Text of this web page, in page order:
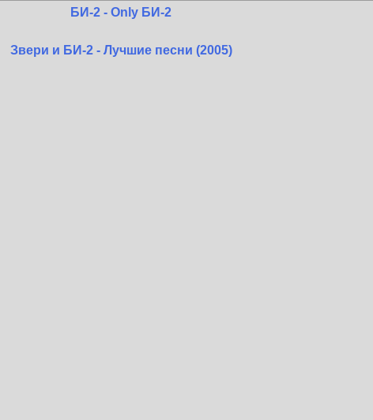
БИ-2 - Only БИ-2
Звери и БИ-2 - Лучшие песни (2005)